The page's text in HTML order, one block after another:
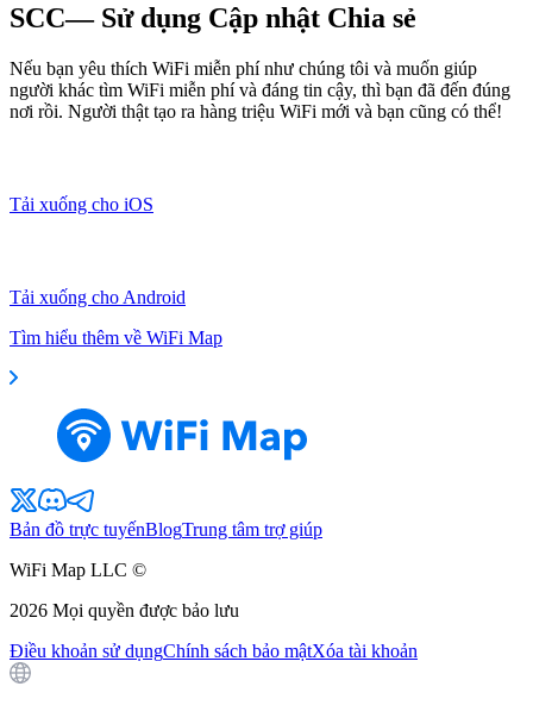
SCC— Sử dụng Cập nhật Chia sẻ
Nếu bạn yêu thích WiFi miễn phí như chúng tôi và muốn giúp
người khác tìm WiFi miễn phí và đáng tin cậy, thì bạn đã đến đúng
nơi rồi. Người thật tạo ra hàng triệu WiFi mới và bạn cũng có thể!
Tải xuống cho iOS
Tải xuống cho Android
Tìm hiểu thêm về WiFi Map
Bản đồ trực tuyếnBlogTrung tâm trợ giúp
WiFi Map LLC ©
2026 Mọi quyền được bảo lưu
Điều khoản sử dụngChính sách bảo mậtXóa tài khoản